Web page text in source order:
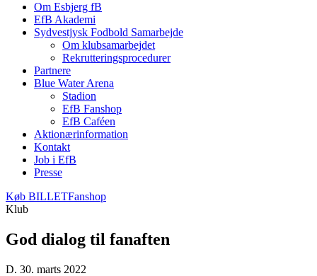
Om Esbjerg fB
EfB Akademi
Sydvestjysk Fodbold Samarbejde
Om klubsamarbejdet
Rekrutteringsprocedurer
Partnere
Blue Water Arena
Stadion
EfB Fanshop
EfB Caféen
Aktionærinformation
Kontakt
Job i EfB
Presse
Køb BILLETFanshop
Klub
God dialog til fanaften
D. 30. marts 2022